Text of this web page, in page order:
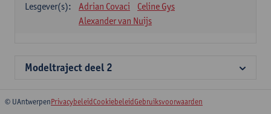
Lesgever(s):
Adrian Covaci
Celine Gys
Alexander van Nuijs
Modeltraject deel 2
© UAntwerpenPrivacybeleidCookiebeleidGebruiksvoorwaarden